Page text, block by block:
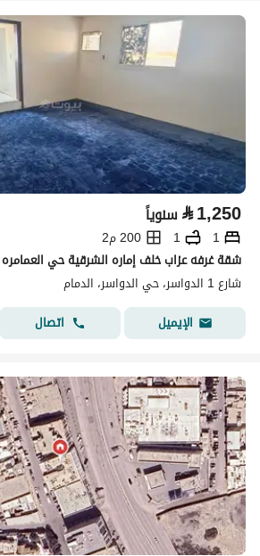
⃁1,250 سنوياً
1
1
200 م2
شقة غرفه عزاب خلف إماره الشرقية حي العمامره
شارع 1 الدواسر، حي الدواسر، الدمام
الإيميل
اتصال